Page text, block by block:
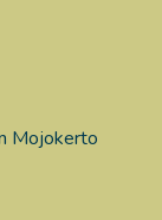
Mojokerto